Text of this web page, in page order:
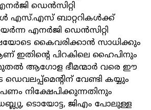
ഡെന്‍സിറ്റി
എസ്.എസ് ബാറ്ററികള്‍ക്ക്
എനർജി ഡെന്‍സിറ്റി
കൈവരിക്കാന്‍ സാധിക്കും
ഇതിന്റെ പിറകിലെ ഹൈപിനും
മുതൽ ആഗോള ഭീമന്മാർ വരെ ഈ
വേണ്ടി കയ്യും
നിക്ഷേപിക്കുന്നതിനും
ടൊയോട്ട, ജിഎം പോലുള്ള